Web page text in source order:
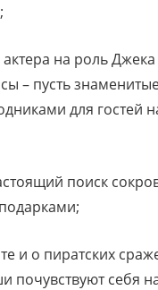
актера на роль
– пусть
для гостей
поиск
и о пиратских
почувствуют себя